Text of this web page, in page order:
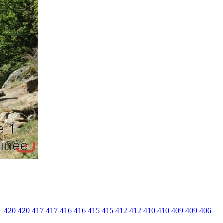
420 420 417 417 416 416 415 415 412 412 410 410 409 409 406